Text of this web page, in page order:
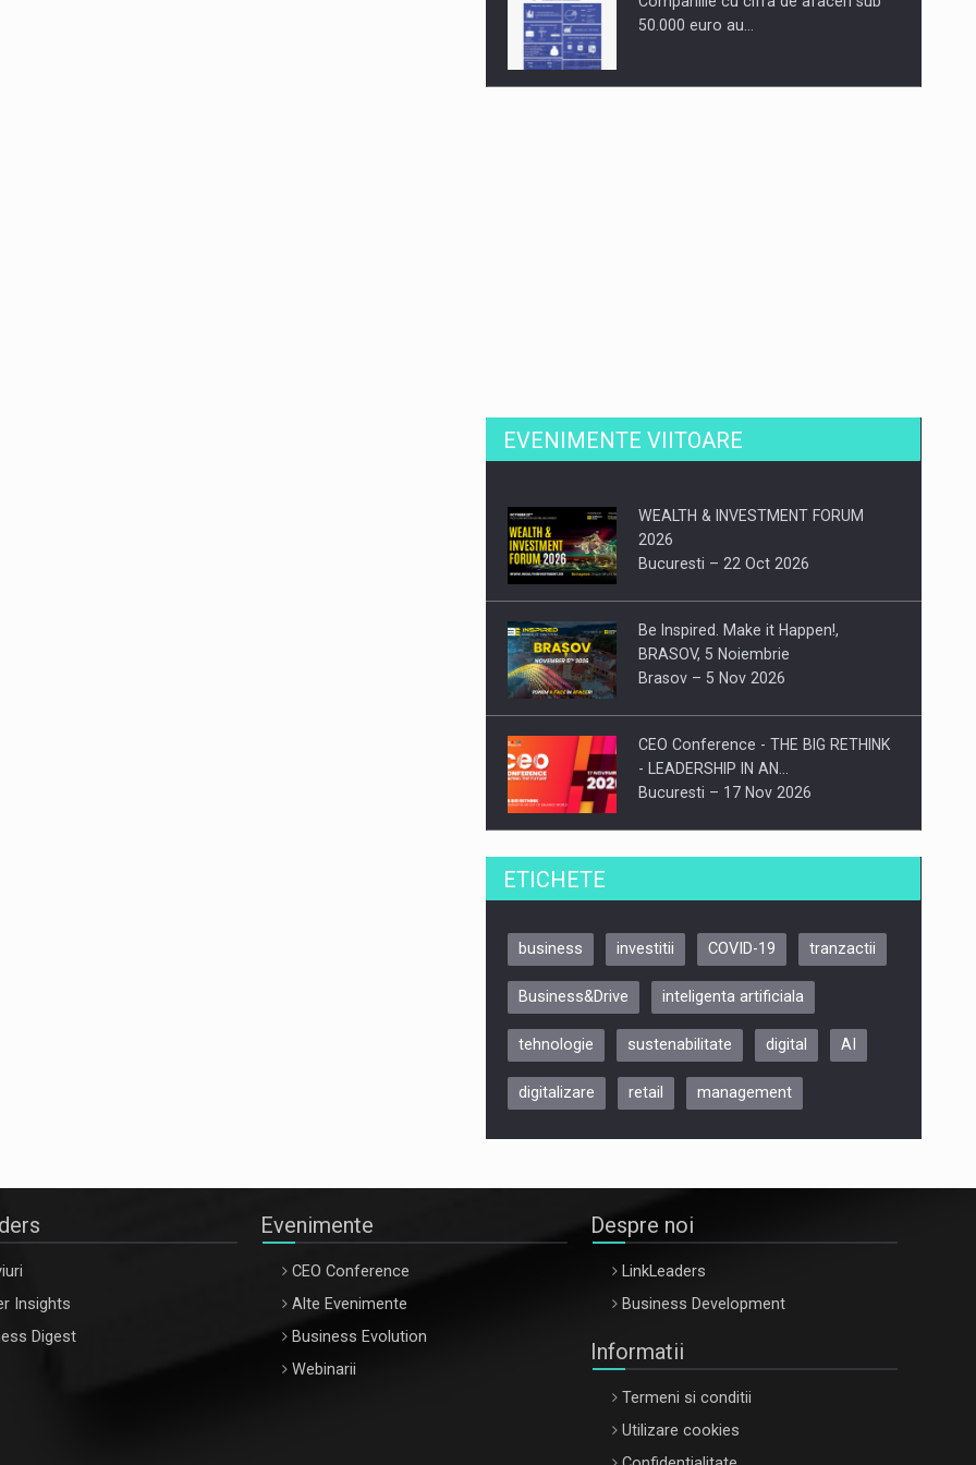
50.000 euro au…
EVENIMENTE VIITOARE
WEALTH & INVESTMENT FORUM
2026
Bucuresti – 22 Oct 2026
Be Inspired. Make it Happen!,
BRASOV, 5 Noiembrie
Brasov – 5 Nov 2026
CEO Conference - THE BIG RETHINK
- LEADERSHIP IN AN…
Bucuresti – 17 Nov 2026
Be Inspired. Make it Happen!, CLUJ, 9
ARTEMIS LETO, ORADEA, 8
Oradea – 8 Oct 2026
ETICHETE
business investitii COVID-19 tranzactii
Business&Drive inteligenta artificiala
tehnologie sustenabilitate digital AI
digitalizare retail management
Insights
Digest
Evenimente
CEO Conference
Alte Evenimente
Business Evolution
Webinarii
Despre noi
LinkLeaders
Business Development
Informatii
Termeni si conditii
Utilizare cookies